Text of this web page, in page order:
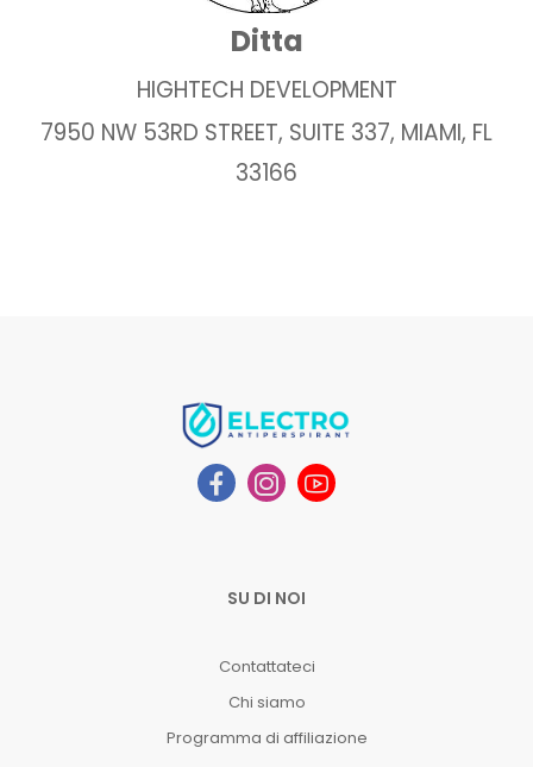
Ditta
HIGHTECH DEVELOPMENT
7950 NW 53RD STREET, SUITE 337, MIAMI, FL
33166
SU DI NOI
Contattateci
Chi siamo
Programma di affiliazione